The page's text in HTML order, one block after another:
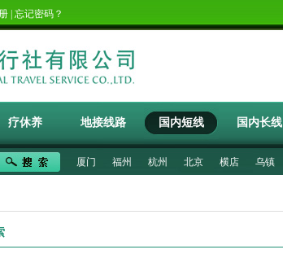
忘记密码？
疗休养 地接线路 国内短线 国内长线
厦门 福州 杭州 北京 横店 乌镇